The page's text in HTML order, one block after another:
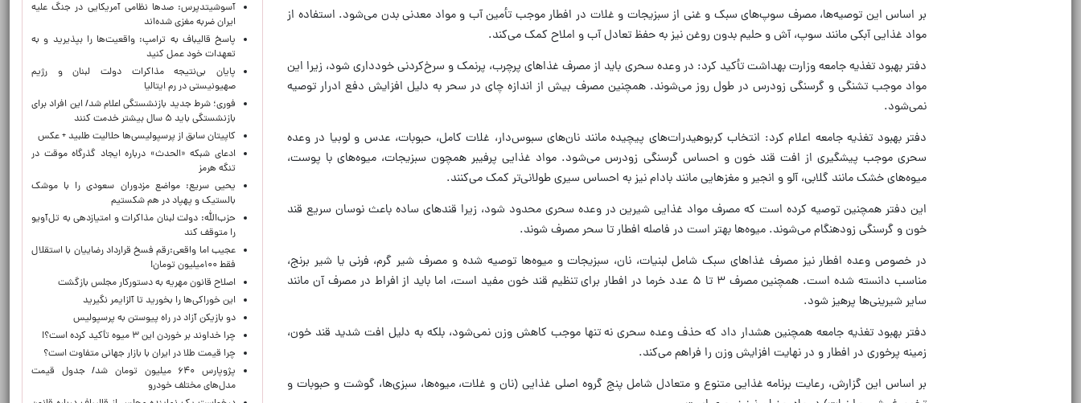
بر اساس این توصیه‌ها، مصرف سوپ‌های سبک و غنی از سبزیجات و غلات در افطار موجب تأمین آب و مواد معدنی بدن می‌شود. استفاده از
مواد غذایی آبکی مانند سوپ، آش و حلیم بدون روغن نیز به حفظ تعادل آب و املاح کمک می‌کند.
دفتر بهبود تغذیه جامعه وزارت بهداشت تأکید کرد: در وعده سحری باید از مصرف غذاهای پرچرب، پرنمک و سرخ‌کردنی خودداری شود، زیرا این
مواد موجب تشنگی و گرسنگی زودرس در طول روز می‌شوند. همچنین مصرف بیش از اندازه چای در سحر به دلیل افزایش دفع ادرار توصیه
نمی‌شود.
دفتر بهبود تغذیه جامعه اعلام کرد: انتخاب کربوهیدرات‌های پیچیده مانند نان‌های سبوس‌دار، غلات کامل، حبوبات، عدس و لوبیا در وعده
سحری موجب پیشگیری از افت قند خون و احساس گرسنگی زودرس می‌شود. مواد غذایی پرفیبر همچون سبزیجات، میوه‌های با پوست،
میوه‌های خشک مانند گلابی، آلو و انجیر و مغزهایی مانند بادام نیز به احساس سیری طولانی‌تر کمک می‌کنند.
این دفتر همچنین توصیه کرده است که مصرف مواد غذایی شیرین در وعده سحری محدود شود، زیرا قندهای ساده باعث نوسان سریع قند
خون و گرسنگی زودهنگام می‌شوند. میوه‌ها بهتر است در فاصله افطار تا سحر مصرف شوند.
در خصوص وعده افطار نیز مصرف غذاهای سبک شامل لبنیات، نان، سبزیجات و میوه‌ها توصیه شده و مصرف شیر گرم، فرنی یا شیر برنج،
مناسب دانسته شده است. همچنین مصرف ۳ تا ۵ عدد خرما در افطار برای تنظیم قند خون مفید است، اما باید از افراط در مصرف آن مانند
سایر شیرینی‌ها پرهیز شود.
دفتر بهبود تغذیه جامعه همچنین هشدار داد که حذف وعده سحری نه تنها موجب کاهش وزن نمی‌شود، بلکه به دلیل افت شدید قند خون،
زمینه پرخوری در افطار و در نهایت افزایش وزن را فراهم می‌کند.
بر اساس این گزارش، رعایت برنامه غذایی متنوع و متعادل شامل پنج گروه اصلی غذایی (نان و غلات، میوه‌ها، سبزی‌ها، گوشت و حبوبات و
آسوشیتدپرس: صدها نظامی آمریکایی در جنگ علیه
ایران ضربه مغزی شده‌اند
پاسخ قالیباف به ترامپ: واقعیت‌ها را بپذیرید و به
تعهدات خود عمل کنید
پایان بی‌نتیجه مذاکرات دولت لبنان و رژیم
صهیونیستی در رم ایتالیا
فوری؛ شرط جدید بازنشستگی اعلام شد/ این افراد برای
بازنشستگی باید ۵ سال بیشتر خدمت کنند
کاپیتان سابق از پرسپولیسی‌ها حلالیت طلبید + عکس
ادعای شبکه «الحدث» درباره ایجاد گذرگاه موقت در
تنگه هرمز
یحیی سریع: مواضع مزدوران سعودی را با موشک
بالستیک و پهپاد در هم شکستیم
حزب‌الله: دولت لبنان مذاکرات و امتیازدهی به تل‌آویو
را متوقف کند
عجیب اما واقعی:رقم فسخ قرارداد رضاییان با استقلال
فقط ۱۰۰میلیون تومان!
اصلاح قانون مهریه به دستورکار مجلس بازگشت
این خوراکی‌ها را بخورید تا آلزایمر نگیرید
دو بازیکن آزاد در راه پیوستن به پرسپولیس
چرا خداوند بر خوردن این ۳ میوه تأکید کرده است؟!
چرا قیمت طلا در ایران با بازار جهانی متفاوت است؟
پژوپارس ۶۴۰ میلیون تومان شد/ جدول قیمت
مدل‌های مختلف خودرو